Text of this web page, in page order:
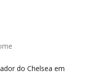
do Chelsea em